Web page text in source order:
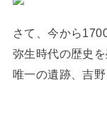
さて、今から
弥生時代の歴史
唯一の遺跡、吉野